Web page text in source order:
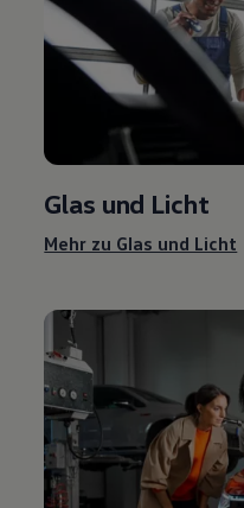
Glas und Licht
Mehr zu Glas und Licht